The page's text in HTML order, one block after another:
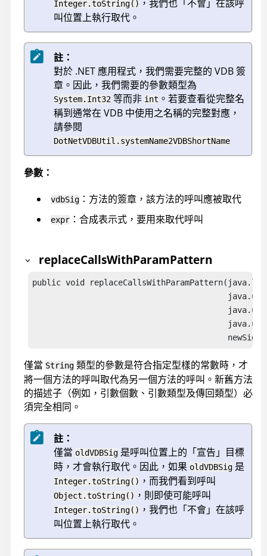
Integer.toString() ，我們也「不會」在該呼
叫位置上執行取代。
註：
對於 .NET 應用程式，我們需要完整的 VDB 簽
章。因此，我們需要的參數類型為
System.Int32 等而非 int 。若要查看從完整名
稱到通常在 VDB 中使用之名稱的完整對應，
請參閱
DotNetVDBUtil.systemName2VDBShortName
參數：
vdbSig ：方法的簽章，該方法的呼叫應被取代
expr ：合成表示式，要用來取代呼叫
replaceCallsWithParamPattern
public void
僅當 String 類型的參數是符合指定型樣的常數時，才
將一個方法的呼叫取代為另一個方法的呼叫。新舊方法
的描述子（例如，引數個數、引數類型及傳回類型）必
須完全相同。
註：
僅當 oldVDBSig 是呼叫位置上的「宣告」目標
時，才會執行取代。因此，如果 oldVDBSig 是
Integer.toString() ，而我們看到呼叫
Object.toString() ，則即使可能呼叫
Integer.toString() ，我們也「不會」在該呼
叫位置上執行取代。